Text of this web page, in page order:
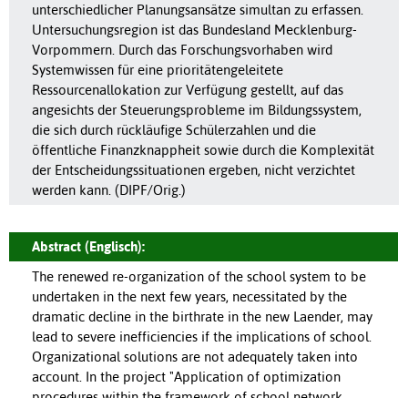
unterschiedlicher Planungsansätze simultan zu erfassen.
Untersuchungsregion ist das Bundesland Mecklenburg-
Vorpommern. Durch das Forschungsvorhaben wird
Systemwissen für eine prioritätengeleitete
Ressourcenallokation zur Verfügung gestellt, auf das
angesichts der Steuerungsprobleme im Bildungssystem,
die sich durch rückläufige Schülerzahlen und die
öffentliche Finanzknappheit sowie durch die Komplexität
der Entscheidungssituationen ergeben, nicht verzichtet
werden kann. (DIPF/Orig.)
Abstract (Englisch):
The renewed re-organization of the school system to be
undertaken in the next few years, necessitated by the
dramatic decline in the birthrate in the new Laender, may
lead to severe inefficiencies if the implications of school.
Organizational solutions are not adequately taken into
account. In the project "Application of optimization